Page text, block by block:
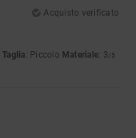
Acquisto verificato
Taglia: Piccolo Materiale: 3/5